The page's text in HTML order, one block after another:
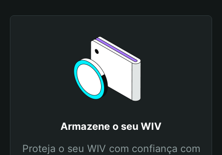
Armazene o seu WIV
Proteja o seu WIV com confiança com